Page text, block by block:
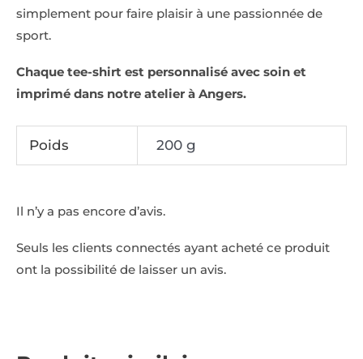
simplement pour faire plaisir à une passionnée de
sport.
Chaque tee-shirt est personnalisé avec soin et
imprimé dans notre atelier à Angers.
Poids 200 g
Il n’y a pas encore d’avis.
Seuls les clients connectés ayant acheté ce produit
ont la possibilité de laisser un avis.